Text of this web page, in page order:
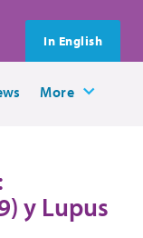
In English
More
y Lupus